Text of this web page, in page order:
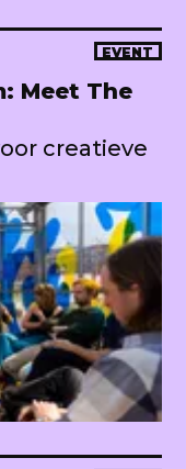
EVENT
Meet The
creatieve